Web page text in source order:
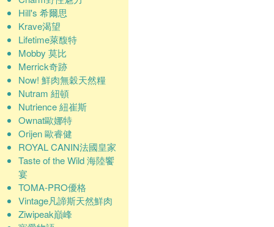
Hill's 希爾思
Krave渴望
Lifetime萊馥特
Mobby 莫比
Merrick奇跡
Now! 鮮肉無穀天然糧
Nutram 紐頓
Nutrience 紐崔斯
Ownat歐娜特
Orijen 歐睿健
ROYAL CANIN法國皇家
Taste of the Wild 海陸饗
宴
TOMA-PRO優格
Vintage凡諦斯天然鮮肉
Ziwipeak巔峰